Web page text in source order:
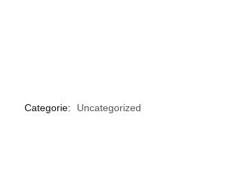
Categorie: Uncategorized